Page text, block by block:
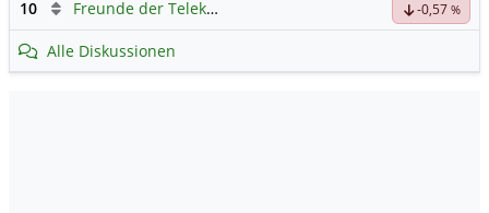
10 Freunde der Telekom -0,57 %
Alle Diskussionen